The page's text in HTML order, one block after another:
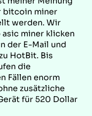
bitcoin miner
werden. Wir
miner klicken
der E-Mail und
HotBit. Bis
die
Fällen enorm
zusätzliche
für 520 Dollar